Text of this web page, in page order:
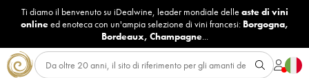
Ti diamo il benvenuto su iDealwine, leader mondiale delle aste di vini
onlineed enoteca con un'ampia selezione di vini francesi: Borgogna,
Bordeaux, Champagne...